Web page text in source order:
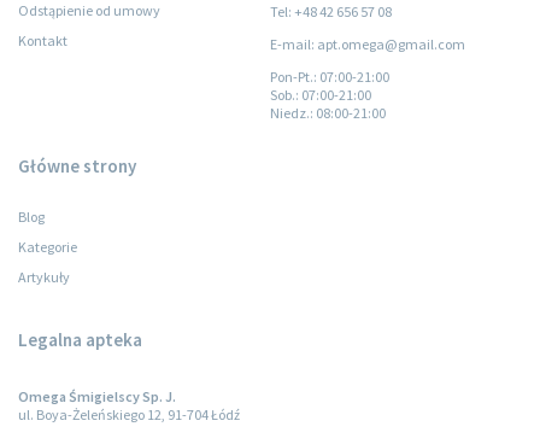
Odstąpienie od umowy
Kontakt
Tel: +48 42 656 57 08
E-mail: apt.omega@gmail.com
Pon-Pt.: 07:00-21:00
Sob.: 07:00-21:00
Niedz.: 08:00-21:00
Główne strony
Blog
Kategorie
Artykuły
Legalna apteka
Omega Śmigielscy Sp. J.
ul. Boya-Żeleńskiego 12, 91-704 Łódź